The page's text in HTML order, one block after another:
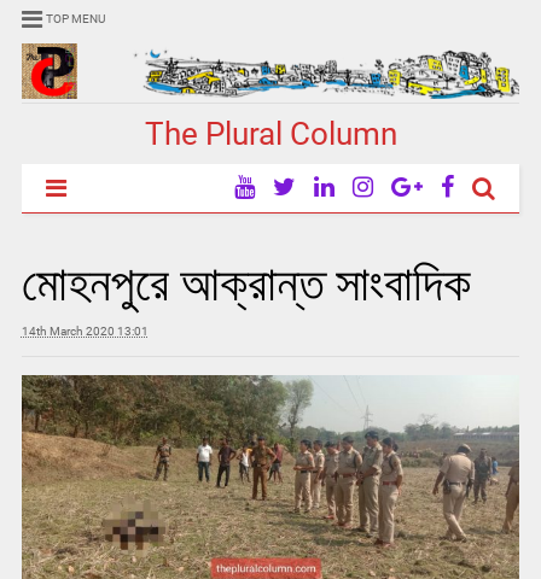
TOP MENU
The Plural Column
মোহনপুরে আক্রান্ত সাংবাদিক
14th March 2020 13:01